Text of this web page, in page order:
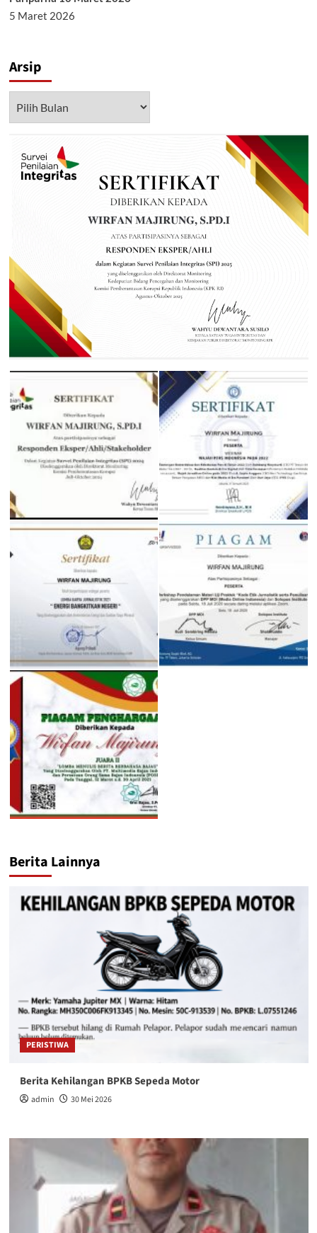
5 Maret 2026
Arsip
Berita Lainnya
PERISTIWA
Berita Kehilangan BPKB Sepeda Motor
admin 30 Mei 2026